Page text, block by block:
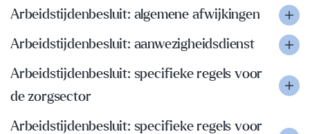
Arbeidstijdenbesluit: algemene afwijkingen
Arbeidstijdenbesluit: aanwezigheidsdienst
Arbeidstijdenbesluit: specifieke regels voor
de zorgsector
Arbeidstijdenbesluit: specifieke regels voor